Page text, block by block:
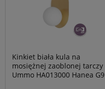
Kinkiet biała kula na
mosiężnej zaoblonej tarczy
Ummo HA013000 Hanea G9